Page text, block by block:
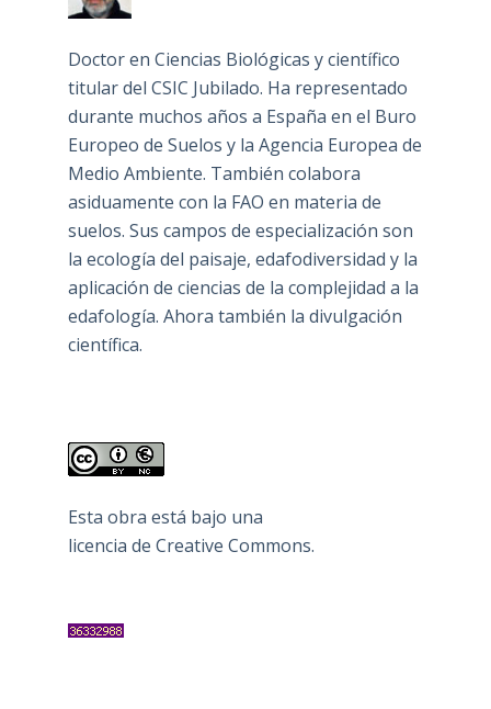
Doctor en Ciencias Biológicas y científico
titular del CSIC Jubilado. Ha representado
durante muchos años a España en el Buro
Europeo de Suelos y la Agencia Europea de
Medio Ambiente. También colabora
asiduamente con la FAO en materia de
suelos. Sus campos de especialización son
la ecología del paisaje, edafodiversidad y la
aplicación de ciencias de la complejidad a la
edafología. Ahora también la divulgación
científica.
Esta obra está bajo una
licencia de Creative Commons.